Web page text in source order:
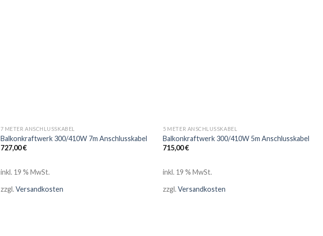
7 METER ANSCHLUSSKABEL
Balkonkraftwerk 300/410W 7m Anschlusskabel
727,00€
inkl. 19 % MwSt.
zzgl.Versandkosten
5 METER ANSCHLUSSKABEL
Balkonkraftwerk 300/410W 5m Anschlusskabel
715,00€
inkl. 19 % MwSt.
zzgl.Versandkosten